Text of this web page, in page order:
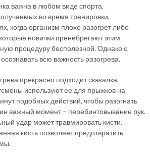
важна в любом виде спорта.
во время тренировки,
когда организм плохо разогрет либо
новички пренебрегают этим
процедуру бесполезной. Однако с
всю важность разогрева.
прекрасно подходит скакалка,
используют ее для прыжков на
подобных действий, чтобы разогнать
важный момент – перебинтовывание рук.
удар может травмировать кисти.
кисть позволяет предотвратить